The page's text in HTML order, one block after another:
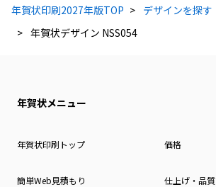
年賀状印刷2027年版TOP
デザインを探す
年賀状デザイン NSS054
年賀状メニュー
年賀状印刷トップ 価格
簡単Web見積もり 仕上げ・品質